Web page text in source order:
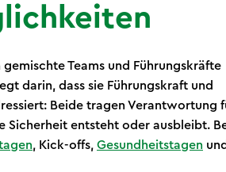
Teams und Führungskräfte
darin, dass sie Führungskraft und
Beide tragen Verantwortung
Sicherheit entsteht oder ausbleibt.
, Kick-offs, Gesundheitstagen und